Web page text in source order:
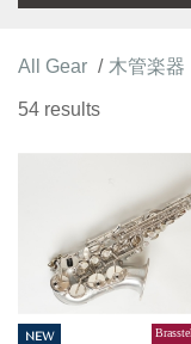
All Gear 木管楽器
54 results
NEW